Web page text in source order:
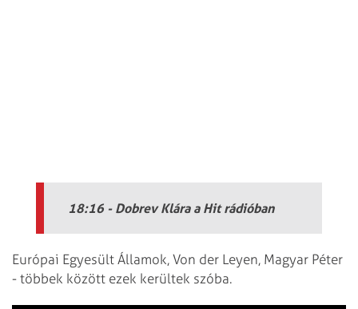
18:16 - Dobrev Klára a Hit rádióban
Európai Egyesült Államok, Von der Leyen, Magyar Péter
- többek között ezek kerültek szóba.